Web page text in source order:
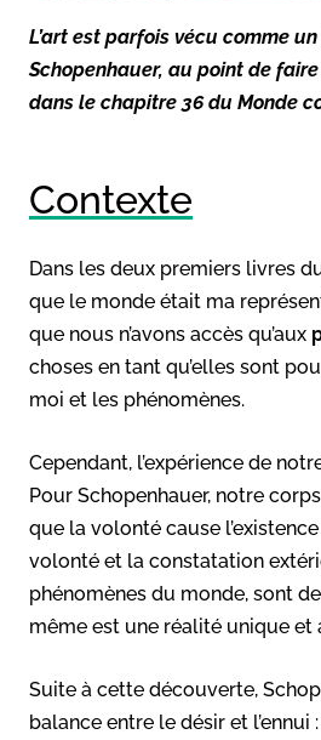
L’art est parfois vécu comme
Schopenhauer, au point de
dans le chapitre 36 du Monde
Contexte
Dans les deux premiers livres
que le monde était ma
que nous n’avons accès qu’aux
choses en tant qu’elles sont
moi et les phénomènes.
Cependant, l’expérience de
Pour Schopenhauer, notre
que la volonté cause
volonté et la constatation
phénomènes du monde, sont
même est une réalité unique et
Suite à cette découverte,
balance entre le désir et